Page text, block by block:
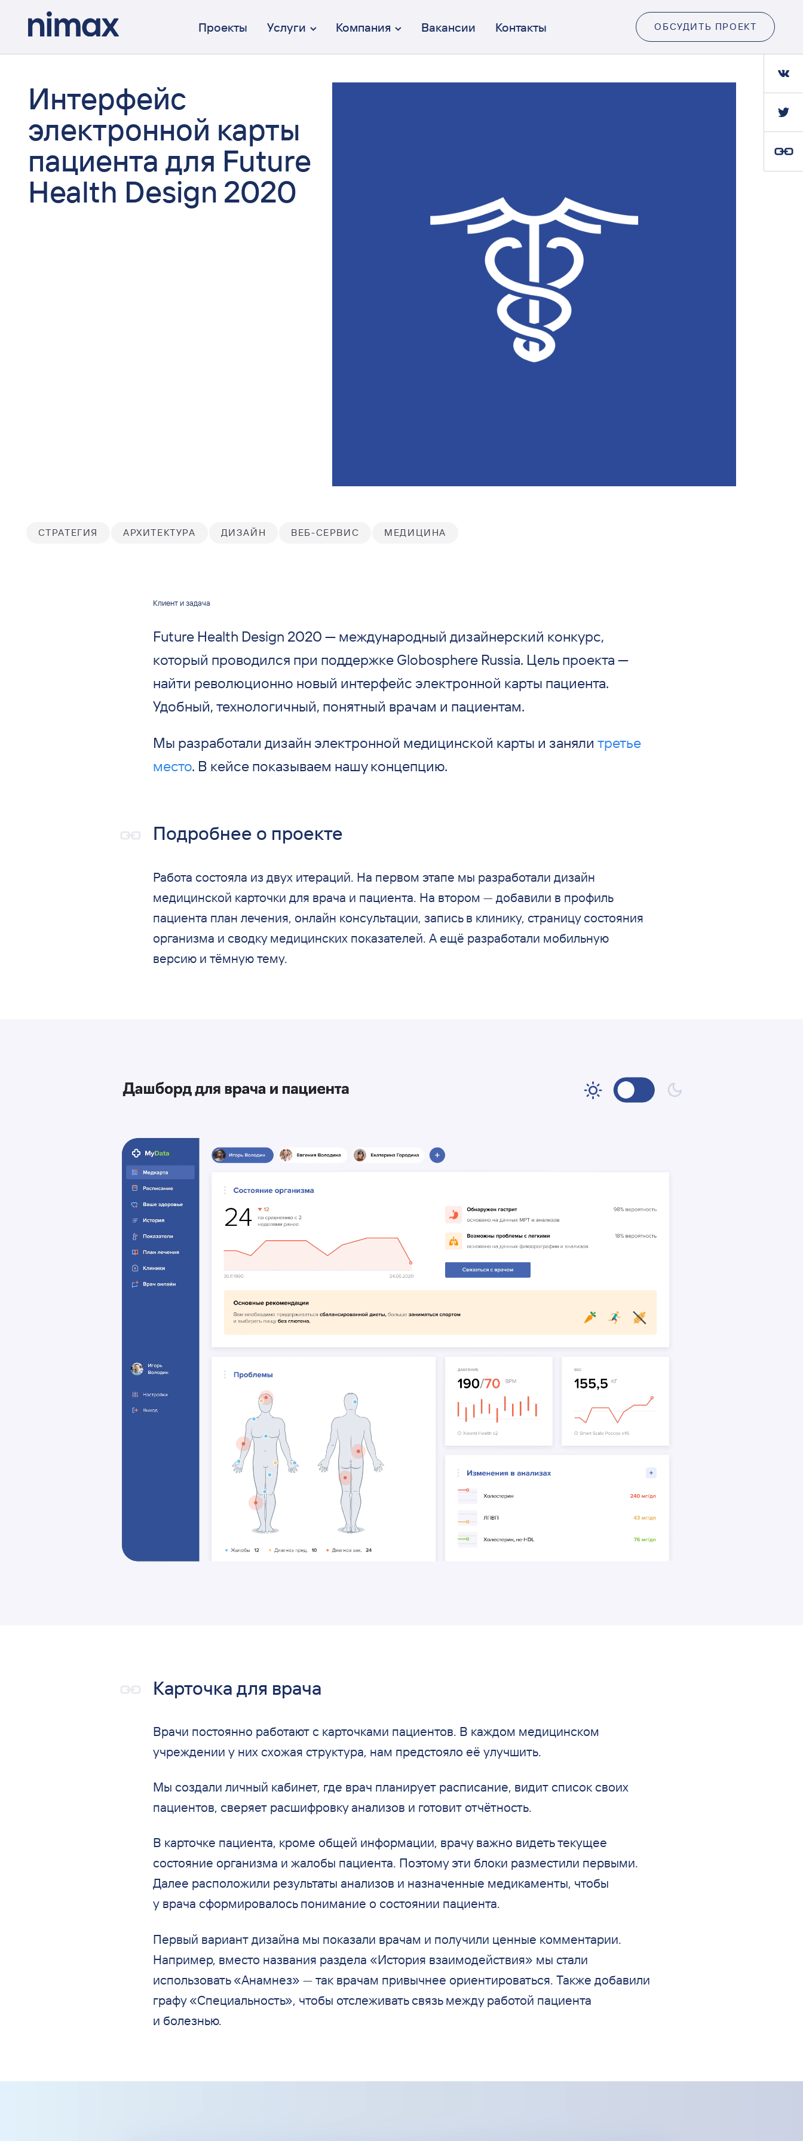
Проекты Услуги
От идеи до коммуникации
Осмысленный и эстетичный
Веб-разработка
Полный цикл разработки
Перформанс-маркетинг
Компания Вакансии Контакты ОБСУДИТЬ ПРОЕКТ
Интерфейс
электронной карты
пациента для Future
Health Design 2020
СТРАТЕГИЯ АРХИТЕКТУРА ДИЗАЙН ВЕБ-СЕРВИС МЕДИЦИНА
Клиент и задача
Future Health Design 2020 — международный дизайнерский конкурс,
который проводился при поддержке Globosphere Russia. Цель проекта —
найти революционно новый интерфейс электронной карты пациента.
Удобный, технологичный, понятный врачам и пациентам.
Мы разработали дизайн электронной медицинской карты и заняли третье
место. В кейсе показываем нашу концепцию.
Подробнее о проекте
Работа состояла из двух итераций. На первом этапе мы разработали дизайн
медицинской карточки для врача и пациента. На втором —добавили в профиль
пациента план лечения, онлайн консультации, запись в клинику, страницу состояния
организма и сводку медицинских показателей. А ещё разработали мобильную
версию и тёмную тему.
Карточка для врача
Врачи постоянно работают с карточками пациентов. В каждом медицинском
учреждении у них схожая структура, нам предстояло её улучшить.
Мы создали личный кабинет, где врач планирует расписание, видит список своих
пациентов, сверяет расшифровку анализов и готовит отчётность.
В карточке пациента, кроме общей информации, врачу важно видеть текущее
состояние организма и жалобы пациента. Поэтому эти блоки разместили первыми.
Далее расположили результаты анализов и назначенные медикаменты, чтобы
у врача сформировалось понимание о состоянии пациента.
Первый вариант дизайна мы показали врачам и получили ценные комментарии.
Например, вместо названия раздела «История взаимодействия» мы стали
использовать«Анамнез» —так врачам привычнее ориентироваться. Также добавили
графу«Специальность», чтобы отслеживать связь между работой пациента
и болезнью.